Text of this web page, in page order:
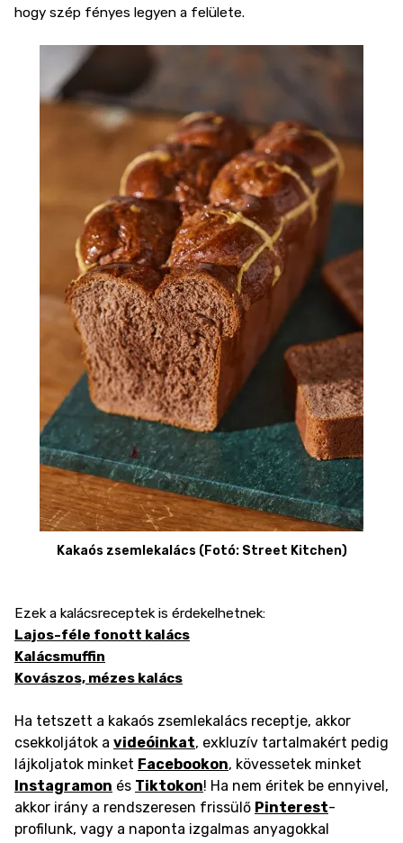
hogy szép fényes legyen a felülete.
Kakaós zsemlekalács (Fotó: Street Kitchen)
Ezek a kalácsreceptek is érdekelhetnek:
Lajos-féle fonott kalács
Kalácsmuffin
Kovászos, mézes kalács
Ha tetszett a kakaós zsemlekalács receptje, akkor
csekkoljátok a videóinkat, exkluzív tartalmakért pedig
lájkoljatok minket Facebookon, kövessetek minket
Instagramon és Tiktokon! Ha nem éritek be ennyivel,
akkor irány a rendszeresen frissülő Pinterest-
profilunk, vagy a naponta izgalmas anyagokkal